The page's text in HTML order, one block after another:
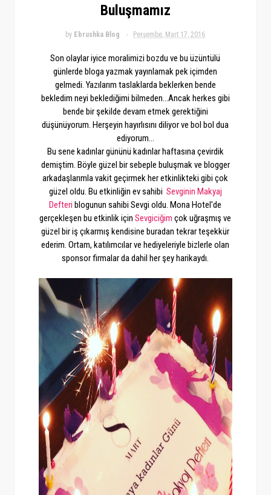
Buluşmamız
by Ebrushka Blog Perşembe, Mart 17, 2016
Son olaylar iyice moralimizi bozdu ve bu üzüntülü
günlerde bloga yazmak yayınlamak pek içimden
gelmedi. Yazılarım taslaklarda beklerken bende
bekledim neyi beklediğimi bilmeden...Ancak herkes gibi
bende bir şekilde devam etmek gerektiğini
düşünüyorum. Herşeyin hayırlısını diliyor ve bol bol dua
ediyorum...
Bu sene kadınlar gününü kadınlar haftasına çevirdik
demiştim. Böyle güzel bir sebeple buluşmak ve blogger
arkadaşlarımla vakit geçirmek her etkinlikteki gibi çok
güzel oldu. Bu etkinliğin ev sahibi Sevginin Makyaj
Defteri blogunun sahibi Sevgi oldu. Mona Hotel'de
gerçekleşen bu etkinlik içinSevgiciğim çok uğraşmış ve
güzel bir iş çıkarmış kendisine buradan tekrar teşekkür
ederim. Ortam, katılımcılar ve hediyeleriyle bizlerle olan
sponsor firmalar da dahil her şey harikaydı.